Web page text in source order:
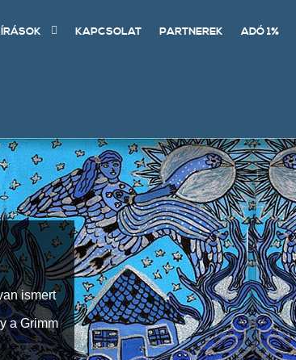
ÍRÁSOK KAPCSOLAT PARTNEREK ADÓ 1%
ismert
a Grimm